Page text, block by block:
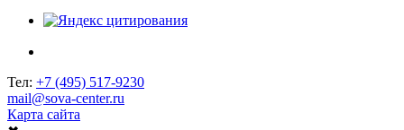
Тел: +7 (495) 517-9230
mail@sova-center.ru
Карта сайта